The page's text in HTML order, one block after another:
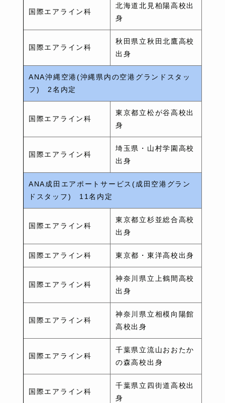
国際エアライン科
北海道北見柏陽高校出
身
国際エアライン科
秋田県立秋田北鷹高校
出身
ANA沖縄空港(沖縄県内の空港グランドスタッ
フ) 2名内定
国際エアライン科
東京都立松が谷高校出
身
国際エアライン科
埼玉県・山村学園高校
出身
ANA成田エアポートサービス(成田空港グラン
ドスタッフ) 11名内定
国際エアライン科
東京都立杉並総合高校
出身
国際エアライン科 東京都・東洋高校出身
国際エアライン科
神奈川県立上鶴間高校
出身
国際エアライン科
神奈川県立相模向陽館
高校出身
国際エアライン科
千葉県立流山おおたか
の森高校出身
国際エアライン科
千葉県立四街道高校出
身